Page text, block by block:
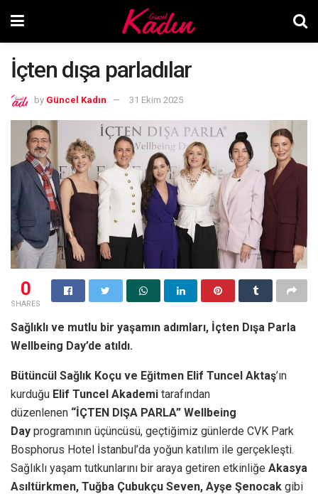
İçten dışa parladılar
by Güncel Kadın 31 Ekim 2025
0
SHARES
Sağlıklı ve mutlu bir yaşamın adımları, İçten Dışa Parla
Wellbeing Day’de atıldı.
Bütüncül Sağlık Koçu ve Eğitmen Elif Tuncel Aktaş’ın
kurduğu Elif Tuncel Akademi tarafından
düzenlenen “İÇTEN DIŞA PARLA” Wellbeing
Day programının üçüncüsü, geçtiğimiz günlerde CVK Park
Bosphorus Hotel İstanbul’da yoğun katılım ile gerçekleşti.
Sağlıklı yaşam tutkunlarını bir araya getiren etkinliğe Akasya
Asıltürkmen, Tuğba Çubukçu Seven, Ayşe Şenocak gibi